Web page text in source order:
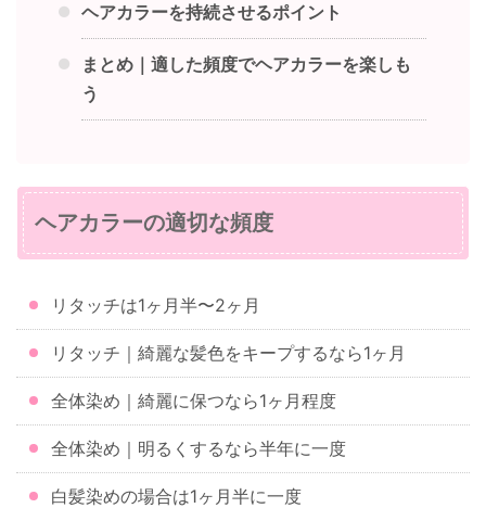
ヘアカラーを持続させるポイント
まとめ｜適した頻度でヘアカラーを楽しも
う
ヘアカラーの適切な頻度
リタッチは1ヶ月半〜2ヶ月
リタッチ｜綺麗な髪色をキープするなら1ヶ月
全体染め｜綺麗に保つなら1ヶ月程度
全体染め｜明るくするなら半年に一度
白髪染めの場合は1ヶ月半に一度